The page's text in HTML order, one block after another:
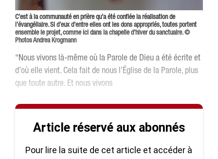
C’est à la communauté en prière qu’a été confiée la réalisation de
l’évangéliaire. Si d’eux d’entre elles ont les dons appropriés, toutes portent
ensemble le projet, comme ici dans la chapelle d’hiver du sanctuaire. ©
Photos Andrea Krogmann
“Nous vivons là-même où la Parole de Dieu a été écrite et
d’où elle vient. Cela fait de nous l’Église de la Parole, plus
que toute autre. Et nous vivons
Article réservé aux abonnés
Pour lire la suite de cet article et accéder à